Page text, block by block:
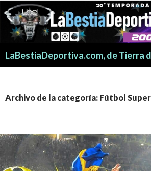
Archivo de la categoría: Fútbol